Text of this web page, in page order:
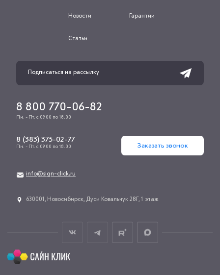
Новости
Статьи
Гарантии
8 800 770-06-82
Пн. - Пт. с 09.00 по 18.00
8 (383) 375-02-77
Пн. - Пт. с 09.00 по 18.00 Заказать звонок
info@sign-click.ru
​630001, Новосибирск, Дуси Ковальчук 28Г, 1 этаж